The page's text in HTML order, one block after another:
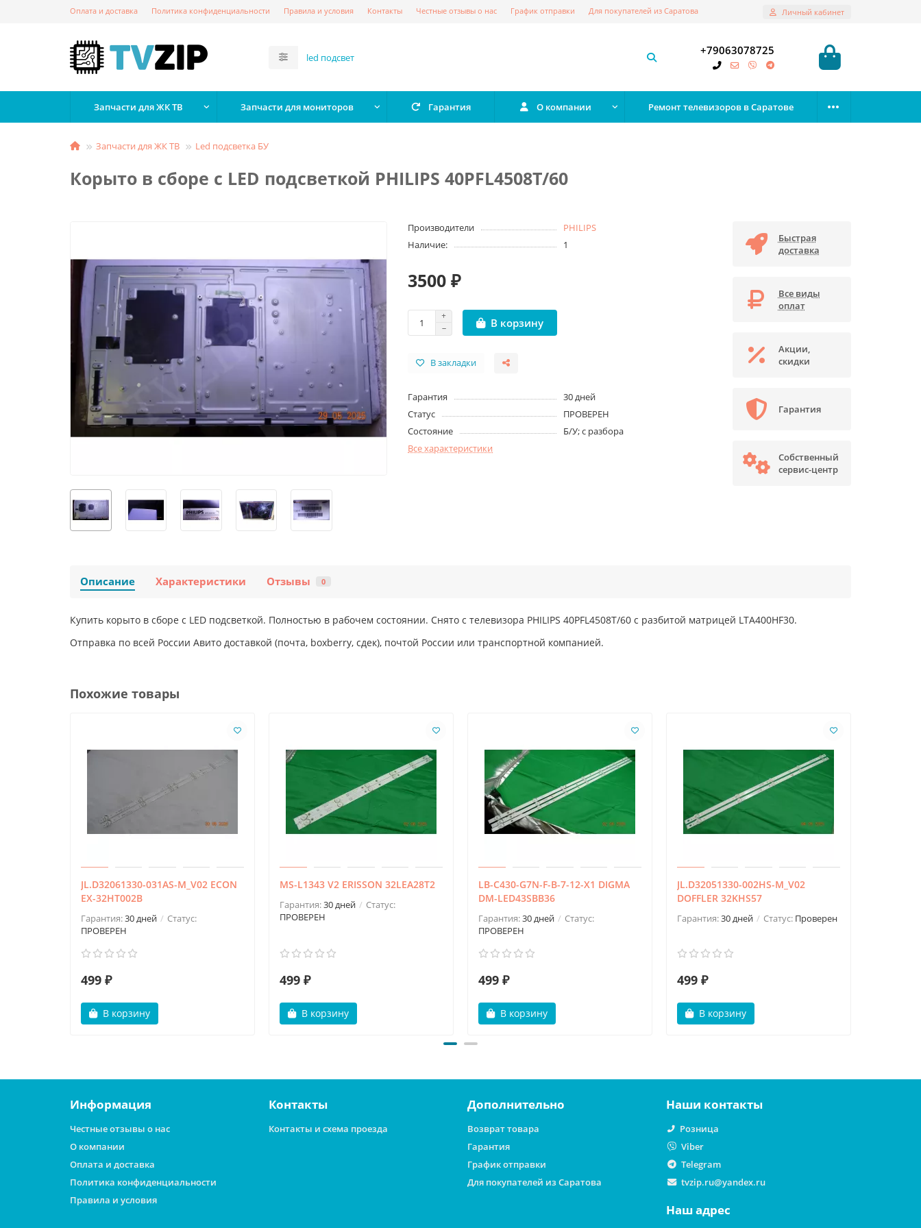
Оплата и доставка Политика конфиденциальности Правила и условия Контакты Честные отзывы о нас График отправки Для покупателей из Саратова Личный кабинет
+79063078725
Запчасти для ЖК ТВ Запчасти для мониторов Гарантия О компании Ремонт телевизоров в Саратове
Запчасти для ЖК ТВ Led подсветка БУ
Корыто в сборе с LED подсветкой PHILIPS 40PFL4508T/60
Производители
PHILIPS
Наличие:
1
3500 ₽
В корзину
В закладки
Гарантия
30 дней
Статус
ПРОВЕРЕН
Состояние
Б/У; с разбора
Все характеристики
Быстрая
доставка
Все виды
оплат
Акции,
скидки
Гарантия
Собственный
сервис-центр
Описание Характеристики Отзывы 0
Купить корыто в сборе с LED подсветкой. Полностью в рабочем состоянии. Снято с телевизора PHILIPS 40PFL4508T/60 с разбитой матрицей LTA400HF30.
Отправка по всей России Авито доставкой (почта, boxberry, сдек), почтой России или транспортной компанией.
Похожие товары
JL.D32061330-031AS-M_V02 ECON
EX-32HT002B
Гарантия:30 дней
Статус:
ПРОВЕРЕН
499 ₽
В корзину
MS-L1343 V2 ERISSON 32LEA28T2
Гарантия:30 дней
Статус:
ПРОВЕРЕН
499 ₽
В корзину
LB-C430-G7N-F-B-7-12-X1 DIGMA
DM-LED43SBB36
Гарантия:30 дней
Статус:
ПРОВЕРЕН
499 ₽
В корзину
JL.D32051330-002HS-M_V02
DOFFLER 32KHS57
Гарантия:30 дней Статус: Проверен
499 ₽
В корзину
Информация
Честные отзывы о нас
О компании
Оплата и доставка
Политика конфиденциальности
Правила и условия
Контакты
Контакты и схема проезда
Дополнительно
Возврат товара
Гарантия
График отправки
Для покупателей из Саратова
Наши контакты
Розница
Viber
Telegram
tvzip.ru@yandex.ru
Наш адрес